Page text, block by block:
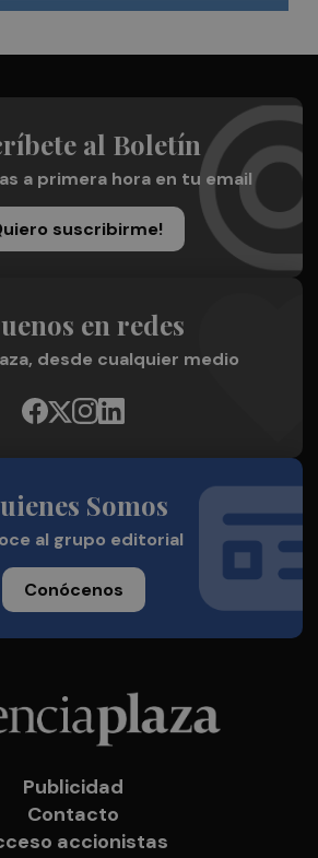
al Boletín
a primera hora en tu email
suscribirme!
en redes
desde cualquier medio
Somos
al grupo editorial
Conócenos
Publicidad
Contacto
accionistas